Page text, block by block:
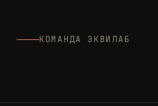
КОМАНДА ЭКВИЛАБ